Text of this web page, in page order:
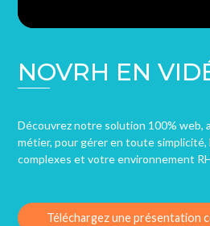
NOVRH EN
Découvrez notre solution 100% web,
métier, pour gérer en toute simplicité,
complexes et votre environnement
Téléchargez une présentation